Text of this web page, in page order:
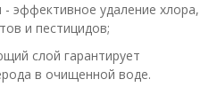
эффективное удаление хлора,
и пестицидов;
слой гарантирует
в очищенной воде.